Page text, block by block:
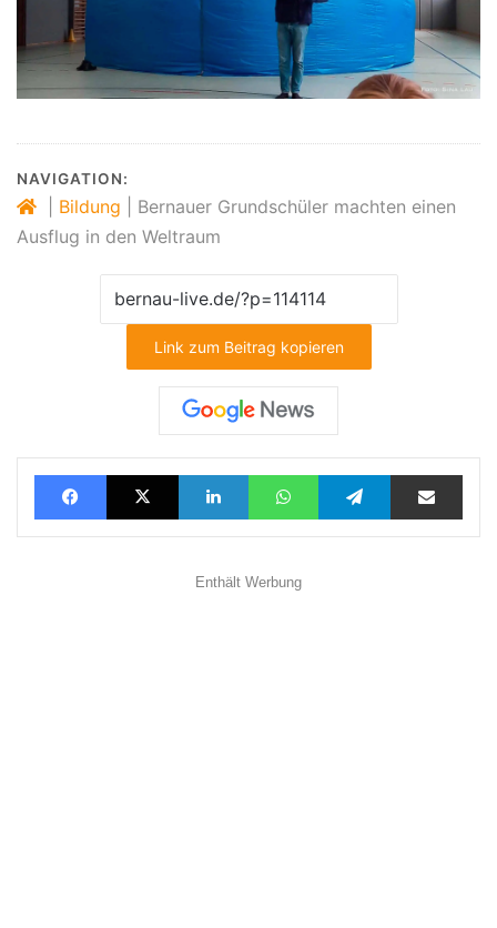
NAVIGATION:
Bildung
Bernauer Grundschüler machten einen
Ausflug in den Weltraum
Link zum Beitrag kopieren
FacebookX LinkedInWhatsAppTelegramTeilen via E-Mail
Enthält Werbung